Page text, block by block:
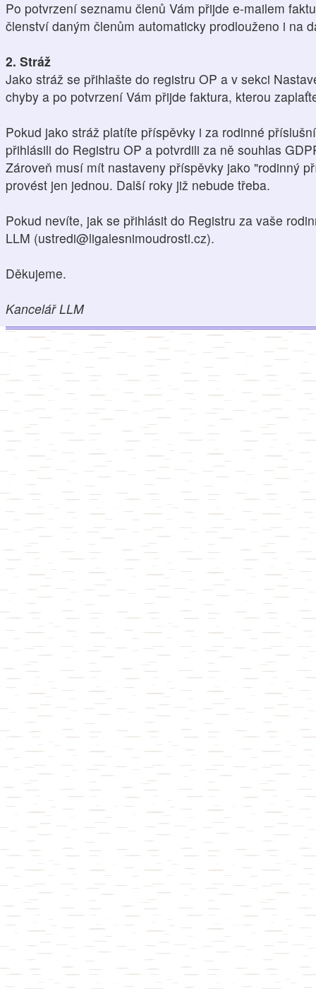
Po potvrzení seznamu členů Vám přijde e-mailem
členství daným členům automaticky prodlouženo i na
2. Stráž
Jako stráž se přihlašte do registru OP a v sekci
chyby a po potvrzení Vám přijde faktura, kterou
Pokud jako stráž platíte příspěvky i za rodinné
přihlásili do Registru OP a potvrdili za ně souhlas
Zároveň musí mít nastaveny příspěvky jako "rodinný
provést jen jednou. Další roky již nebude třeba.
Pokud nevíte, jak se přihlásit do Registru za vaše
LLM (ustredi@ligalesnimoudrosti.cz).
Děkujeme.
Kancelář LLM